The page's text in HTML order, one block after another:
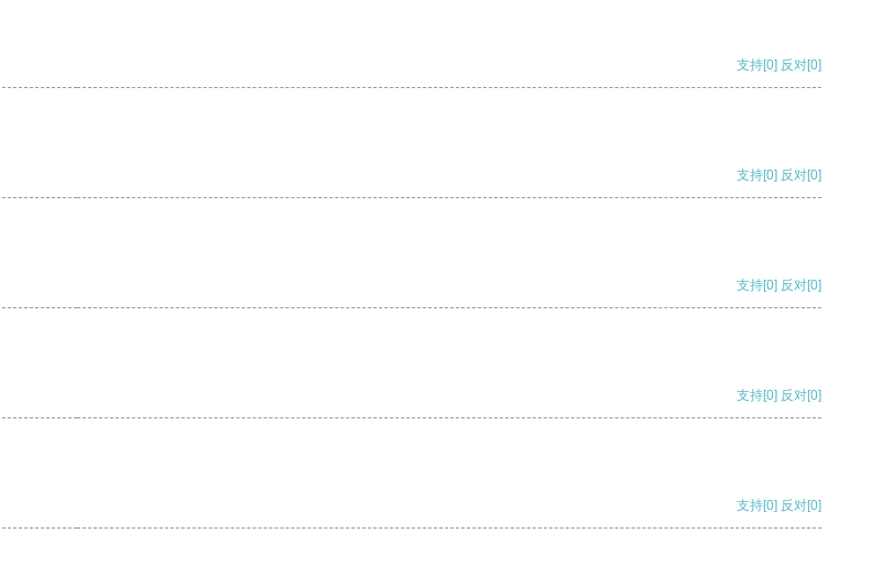
支持[0] 反对[0]
支持[0] 反对[0]
支持[0] 反对[0]
支持[0] 反对[0]
支持[0] 反对[0]